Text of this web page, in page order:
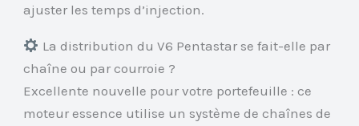
ajuster les temps d’injection.
La distribution du V6 Pentastar se fait-elle par
chaîne ou par courroie ?
Excellente nouvelle pour votre portefeuille : ce
moteur essence utilise un système de chaînes de